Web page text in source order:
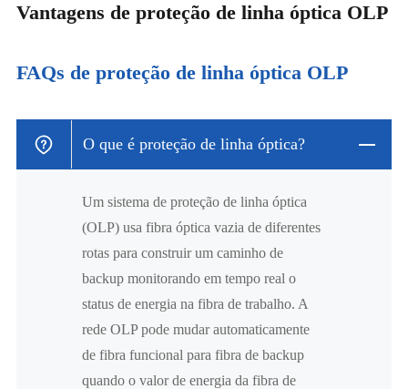
Vantagens de proteção de linha óptica OLP
FAQs de proteção de linha óptica OLP
O que é proteção de linha óptica?
Um sistema de proteção de linha óptica
(OLP) usa fibra óptica vazia de diferentes
rotas para construir um caminho de
backup monitorando em tempo real o
status de energia na fibra de trabalho. A
rede OLP pode mudar automaticamente
de fibra funcional para fibra de backup
quando o valor de energia da fibra de